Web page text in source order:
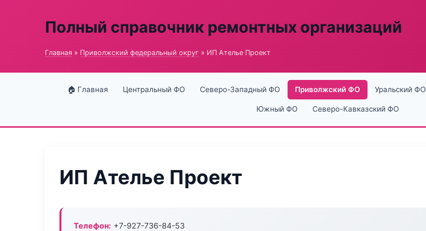
Полный справочник ремонтных организаций
Главная » Приволжский федеральный округ » ИП Ателье Проект
🏠 Главная Центральный ФО Северо-Западный ФО Приволжский ФО Уральский ФО
Южный ФО Северо-Кавказский ФО
ИП Ателье Проект
Телефон: +7-927-736-84-53